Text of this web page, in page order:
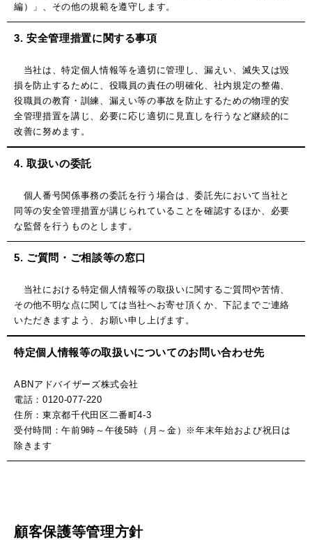
編）」、その他の規範を遵守します。
3. 安全管理措置に関する事項
当社は、特定個人情報等を適切に管理し、漏えい、滅失又は毀
損を防止するために、役職員の責任の明確化、社内規定の整備、
役職員の教育・訓練、漏えい等の事故を防止するための物理的安
全管理措置を講じ、必要に応じ適切に見直しを行うなど継続的に
改善に努めます。
4. 取扱いの委託
個人番号関係事務の委託を行う場合は、委託先において当社と
同等の安全管理措置が講じられていることを確認するほか、必要
な監督を行うものとします。
5. ご質問・ご相談等の窓口
当社における特定個人情報等の取扱いに関するご質問や苦情、
その他不明な点に関しては当社へお寄せ頂くか、下記までご連絡
いただきますよう、お願い申し上げます。
特定個人情報等の取扱いについてのお問い合わせ先
ABNアドバイザーズ株式会社
電話：0120-077-220
住所：東京都千代田区二番町4-3
受付時間：午前9時～午後5時（月～金）※年末年始および祝日は
除きます
顧客保護等管理方針